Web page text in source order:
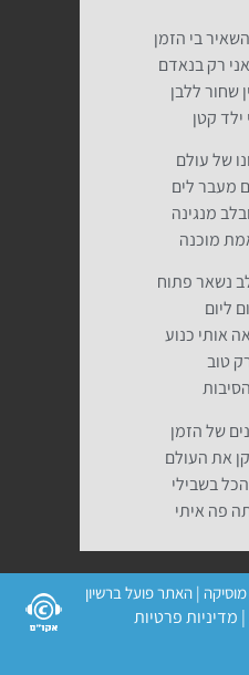
בי הזמן
רק בנאדם
שחור ללבן
ילד קטן
של עולם
מעבר לים
מנגינה
מוכנה
נשאר פתוח
ליום
אותי כנוע
טוב
של הזמן
את העולם
בשבילי
פה איתי
| מדיניות פרטיות